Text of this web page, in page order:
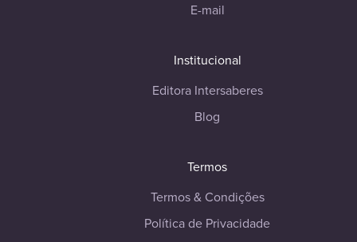
E-mail
Institucional
Editora Intersaberes
Blog
Termos
Termos & Condições
Política de Privacidade